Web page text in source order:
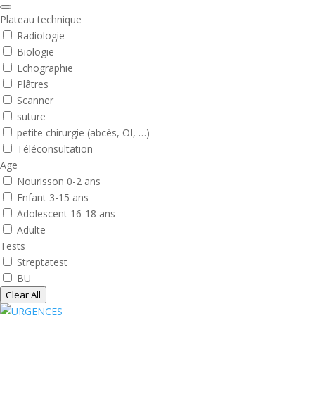
Plateau technique
Radiologie
Biologie
Echographie
Plâtres
Scanner
suture
petite chirurgie (abcès, OI, …)
Téléconsultation
Age
Nourisson 0-2 ans
Enfant 3-15 ans
Adolescent 16-18 ans
Adulte
Tests
Streptatest
BU
Clear All